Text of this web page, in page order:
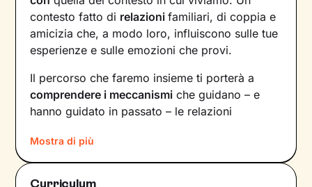
contesto fatto di relazionifamiliari, di coppia e
amicizia che, a modo loro, influiscono sulle tue
esperienze e sulle emozioni che provi.
Il percorso che faremo insieme ti porterà a
comprendere i meccanismi che guidano – e
hanno guidato in passato – le relazioni
Vedrai il tuo mondo sotto una luce diversa e
scoprirainuovi significatialla base di ciò che
stai vivendo oggi.
Mostra di più
Curriculum